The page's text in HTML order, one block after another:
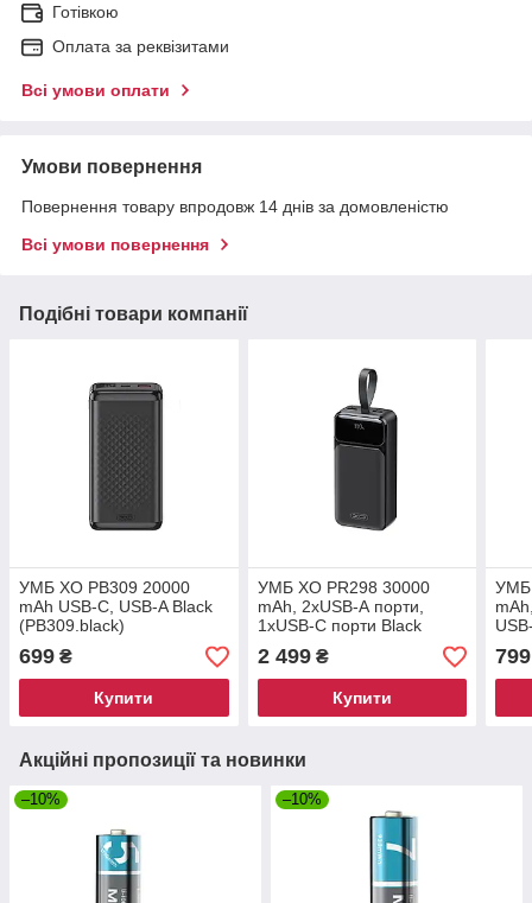
Готівкою
Оплата за реквізитами
Всі умови оплати
Умови повернення
Повернення товару впродовж 14 днів за домовленістю
Всі умови повернення
Подібні товари компанії
УМБ XO PB309 20000
mAh USB-C, USB-A Black
(PB309.black)
699 ₴
Купити
УМБ XO PR298 30000
mAh, 2xUSB-А порти,
1хUSB-C порти Black
(PR298.black)
2 499₴
Купити
УМБ
C/
A
799
Акційні пропозиції та новинки
–10% –10%